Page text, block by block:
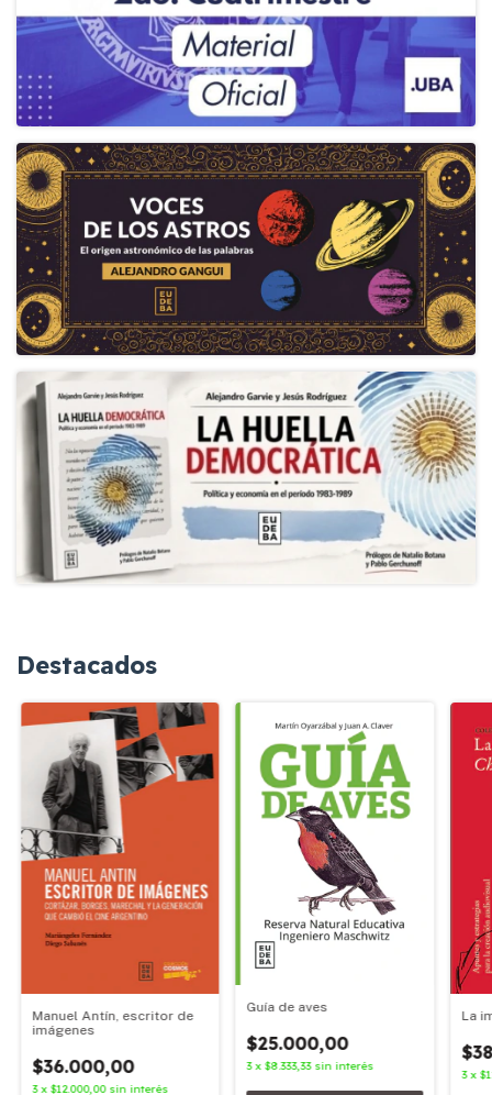
Destacados
Manuel Antín, escritor de
imágenes
$36.000,00
3 x $12.000,00 sin interés
Guía de aves
$25.000,00
3 x$8.333,33 sin interés
La
3 x